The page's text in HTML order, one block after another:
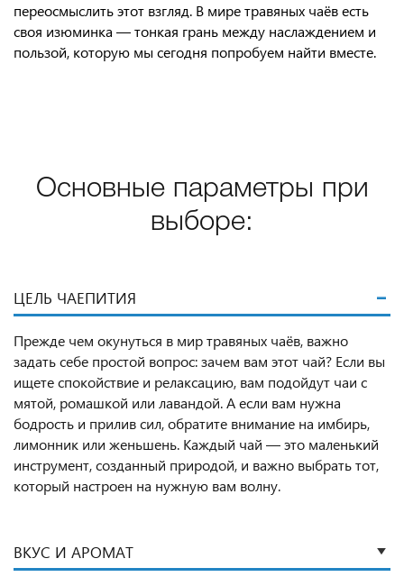
переосмыслить этот взгляд. В мире травяных чаёв есть
своя изюминка — тонкая грань между наслаждением и
пользой, которую мы сегодня попробуем найти вместе.
Основные параметры при
выборе:
ЦЕЛЬ ЧАЕПИТИЯ
Прежде чем окунуться в мир травяных чаёв, важно
задать себе простой вопрос: зачем вам этот чай? Если вы
ищете спокойствие и релаксацию, вам подойдут чаи с
мятой, ромашкой или лавандой. А если вам нужна
бодрость и прилив сил, обратите внимание на имбирь,
лимонник или женьшень. Каждый чай — это маленький
инструмент, созданный природой, и важно выбрать тот,
который настроен на нужную вам волну.
ВКУС И АРОМАТ